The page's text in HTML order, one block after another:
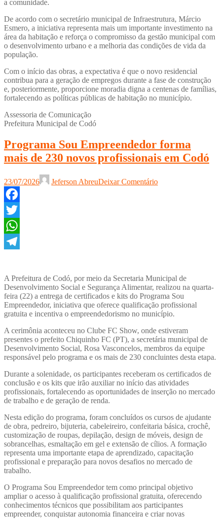
a comunidade.
De acordo com o secretário municipal de Infraestrutura, Márcio
Esmero, a iniciativa representa mais um importante investimento na
área da habitação e reforça o compromisso da gestão municipal com
o desenvolvimento urbano e a melhoria das condições de vida da
população.
Com o início das obras, a expectativa é que o novo residencial
contribua para a geração de empregos durante a fase de construção
e, posteriormente, proporcione moradia digna a centenas de famílias,
fortalecendo as políticas públicas de habitação no município.
Assessoria de Comunicação
Prefeitura Municipal de Codó
Programa Sou Empreendedor forma
mais de 230 novos profissionais em Codó
23/07/2026 Jeferson AbreuDeixar Comentário
Facebook
Twitter
WhatsApp
A Prefeitura de Codó, por meio da Secretaria Municipal de
Desenvolvimento Social e Segurança Alimentar, realizou na quarta-
feira (22) a entrega de certificados e kits do Programa Sou
Empreendedor, iniciativa que oferece qualificação profissional
gratuita e incentiva o empreendedorismo no município.
A cerimônia aconteceu no Clube FC Show, onde estiveram
presentes o prefeito Chiquinho FC (PT), a secretária municipal de
Desenvolvimento Social, Rosa Vasconcelos, membros da equipe
responsável pelo programa e os mais de 230 concluintes desta etapa.
Durante a solenidade, os participantes receberam os certificados de
conclusão e os kits que irão auxiliar no início das atividades
profissionais, fortalecendo as oportunidades de inserção no mercado
de trabalho e de geração de renda.
Nesta edição do programa, foram concluídos os cursos de ajudante
de obra, pedreiro, bijuteria, cabeleireiro, confeitaria básica, crochê,
customização de roupas, depilação, design de móveis, design de
sobrancelhas, esmaltação em gel e extensão de cílios. A formação
representa uma importante etapa de aprendizado, capacitação
profissional e preparação para novos desafios no mercado de
trabalho.
O Programa Sou Empreendedor tem como principal objetivo
ampliar o acesso à qualificação profissional gratuita, oferecendo
conhecimentos técnicos que possibilitam aos participantes
empreender, conquistar autonomia financeira e criar novas